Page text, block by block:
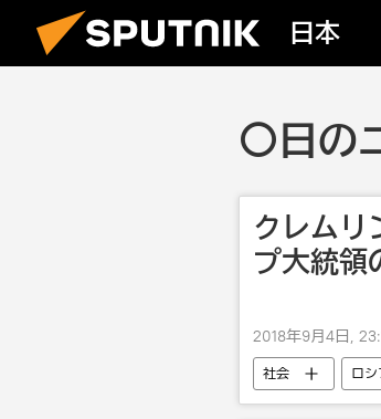
日本
〇日の
クレムリ
プ大統領
2018年9月4日,
社会 ロシ
シリア
ド